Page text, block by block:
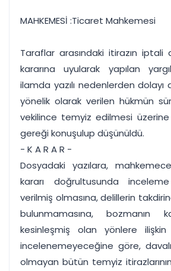
Bildirim
Tek panelde uçtan uca yönetim
UYAP & UETS entegrasyonundan
Tüm özellikleri inceleyin
MAHKEMESİ :Ticaret Mahkemesi
Taraflar arasındaki itirazın iptali
kararına uyularak yapılan
ilamda yazılı nedenlerden dolayı
yönelik olarak verilen hükmün
vekilince temyiz edilmesi
gereği konuşulup düşünüldü.
- K A R A R -
Dosyadaki yazılara,
kararı doğrultusunda
verilmiş olmasına, delillerin
bulunmamasına, bozmanın
kesinleşmiş olan yönlere
incelenemeyeceğine göre,
olmayan bütün temyiz